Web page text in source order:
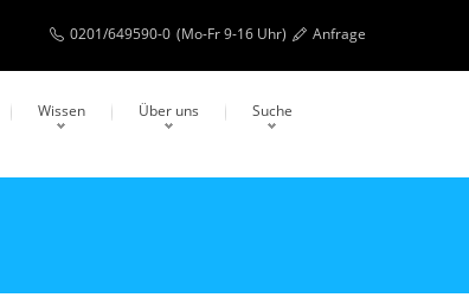
0201/649590-0 (Mo-Fr 9-16 Uhr) Anfrage
Wissen Über uns Suche